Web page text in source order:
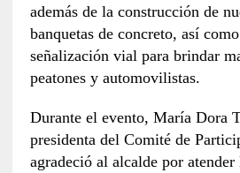
además de la construcción de
banquetas de concreto, así
señalización vial para brindar
peatones y automovilistas.
Durante el evento, María Dora
presidenta del Comité de
agradeció al alcalde por